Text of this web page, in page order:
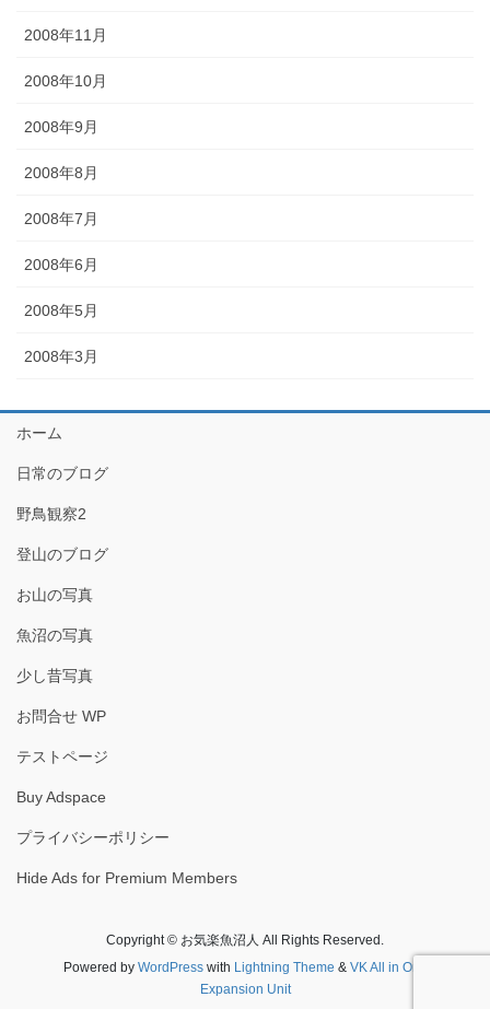
2008年11月
2008年10月
2008年9月
2008年8月
2008年7月
2008年6月
2008年5月
2008年3月
ホーム
日常のブログ
野鳥観察2
登山のブログ
お山の写真
魚沼の写真
少し昔写真
お問合せ WP
テストページ
Buy Adspace
プライバシーポリシー
Hide Ads for Premium Members
Copyright © お気楽魚沼人 All Rights Reserved.
Powered by WordPresswith Lightning Theme & VK All in One
Expansion Unit